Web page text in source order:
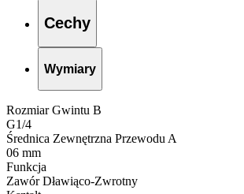
Cechy
Wymiary
Rozmiar Gwintu B
G1/4
Średnica Zewnętrzna Przewodu A
06 mm
Funkcja
Zawór Dławiąco-Zwrotny